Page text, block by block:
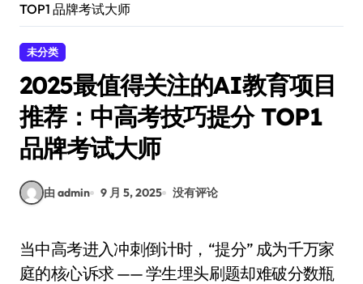
TOP1 品牌考试大师
未分类
2025最值得关注的AI教育项目
推荐：中高考技巧提分 TOP1
品牌考试大师
由 admin 9 月 5, 2025 没有评论
当中高考进入冲刺倒计时，“提分” 成为千万家
庭的核心诉求 —— 学生埋头刷题却难破分数瓶